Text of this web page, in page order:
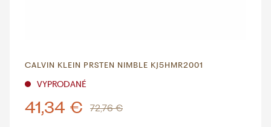
CALVIN KLEIN PRSTEN NIMBLE KJ5HMR2001
VYPRODANÉ
41,34 € 72,76 €